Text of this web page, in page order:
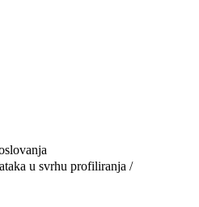
u svrhu profiliranja /